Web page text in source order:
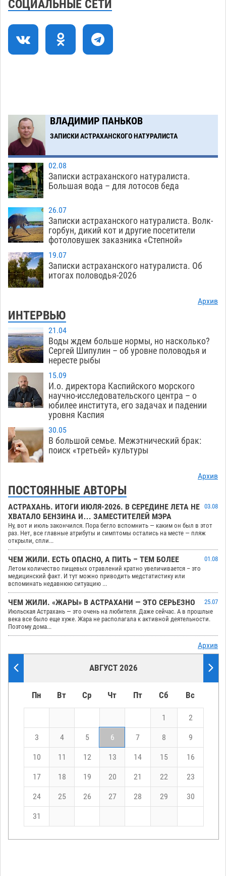
десять раз выезжали на борьбу с огнем
15:14 Гость из Чечни утонул в реке под Астраханью
Загрузить еще
СОЦИАЛЬНЫЕ СЕТИ
ВЛАДИМИР ПАНЬКОВ
ЗАПИСКИ АСТРАХАНСКОГО НАТУРАЛИСТА
02.08
Записки астраханского натуралиста.
Большая вода – для лотосов беда
26.07
Записки астраханского натуралиста. Волк-
горбун, дикий кот и другие посетители
фотоловушек заказника «Степной»
19.07
Записки астраханского натуралиста. Об
итогах половодья-2026
Архив
ИНТЕРВЬЮ
21.04
Воды ждем больше нормы, но насколько?
Сергей Шипулин – об уровне половодья и
нересте рыбы
15.09
И.о. директора Каспийского морского
научно-исследовательского центра – о
юбилее института, его задачах и падении
уровня Каспия
30.05
В большой семье. Межэтнический брак:
поиск «третьей» культуры
Архив
ПОСТОЯННЫЕ АВТОРЫ
АСТРАХАНЬ. ИТОГИ ИЮЛЯ-2026. В СЕРЕДИНЕ ЛЕТА НЕ
ХВАТАЛО БЕНЗИНА И… ЗАМЕСТИТЕЛЕЙ МЭРА
03.08
Ну, вот и июль закончился. Пора бегло вспомнить — каким он был в этот
раз. Нет, все главные атрибуты и симптомы остались на месте — пляж
открыли, спли...
ЧЕМ ЖИЛИ. ЕСТЬ ОПАСНО, А ПИТЬ – ТЕМ БОЛЕЕ
01.08
Летом количество пищевых отравлений кратно увеличивается – это
медицинский факт. И тут можно приводить медстатистику или
вспоминать недавнюю ситуацию ...
ЧЕМ ЖИЛИ. «ЖАРЫ» В АСТРАХАНИ — ЭТО СЕРЬЕЗНО
25.07
Июльская Астрахань — это очень на любителя. Даже сейчас. А в прошлые
века все было еще хуже. Жара не располагала к активной деятельности.
Поэтому дома...
Архив
АВГУСТ 2026
Пн Вт Ср Чт Пт Сб Вс
1 2
3 4 5 6 7 8 9
10 11 12 13 14 15 16
17 18 19 20 21 22 23
24 25 26 27 28 29 30
31